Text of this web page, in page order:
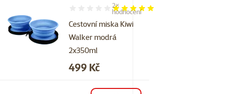
Cestovní miska Kiwi
Walker modrá
2x350ml
Hodnocení 100%, počet hodnocení: 2
2×
hodnocení
Cena
499 Kč